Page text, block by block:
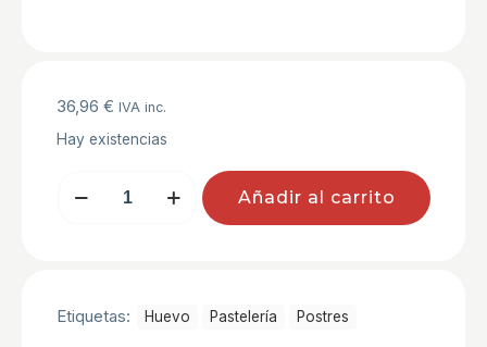
36,96 € IVA inc.
Hay existencias
CONFITADA
Añadir al carrito
Etiquetas: Huevo Pastelerí­a Postres